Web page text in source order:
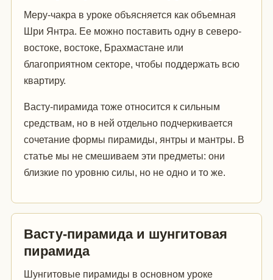
Меру-чакра в уроке объясняется как объемная
Шри Янтра. Ее можно поставить одну в северо-
востоке, востоке, Брахмастане или
благоприятном секторе, чтобы поддержать всю
квартиру.
Васту-пирамида тоже относится к сильным
средствам, но в ней отдельно подчеркивается
сочетание формы пирамиды, янтры и мантры. В
статье мы не смешиваем эти предметы: они
близкие по уровню силы, но не одно и то же.
Васту-пирамида и шунгитовая
пирамида
Шунгитовые пирамиды в основном уроке